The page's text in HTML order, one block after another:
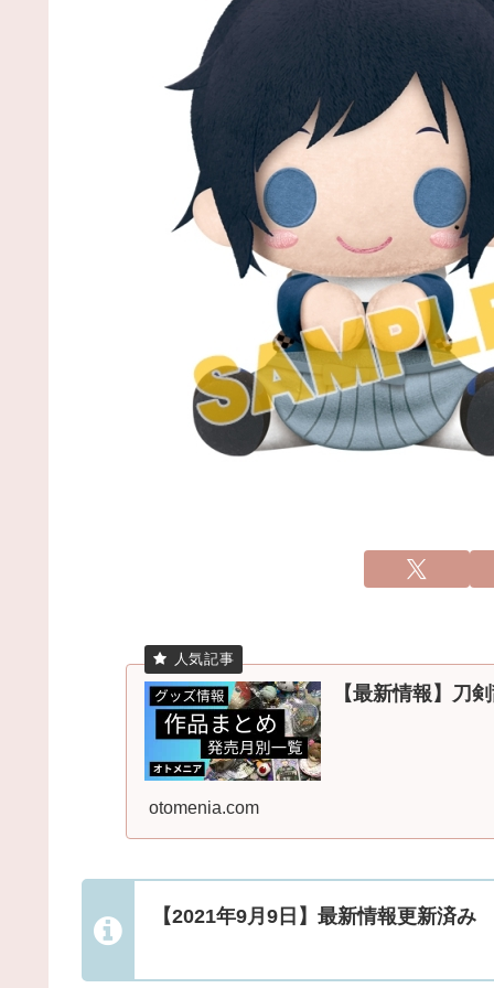
【最新情報】刀
otomenia.com
【2021年9月9日】最新情報更新済み